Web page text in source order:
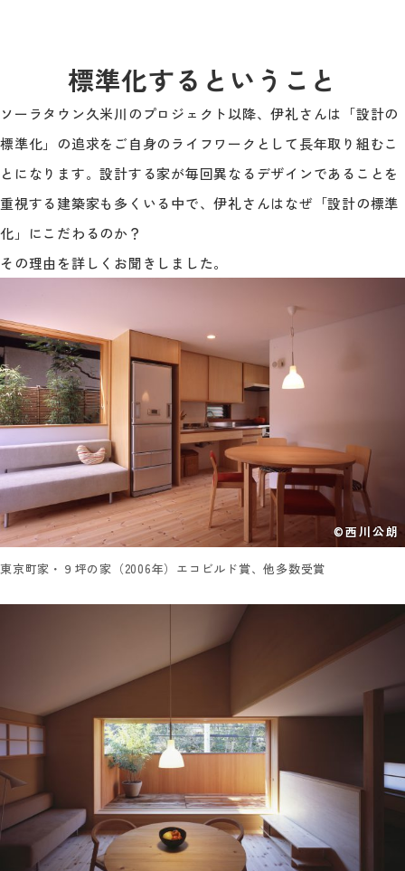
標準化するということ
ソーラタウン久米川のプロジェクト以降、伊礼さんは「設計の
標準化」の追求をご自身のライフワークとして長年取り組むこ
とになります。設計する家が毎回異なるデザインであることを
重視する建築家も多くいる中で、伊礼さんはなぜ「設計の標準
化」にこだわるのか？
その理由を詳しくお聞きしました。
©西川公朗
東京町家・９坪の家（2006年）エコビルド賞、他多数受賞